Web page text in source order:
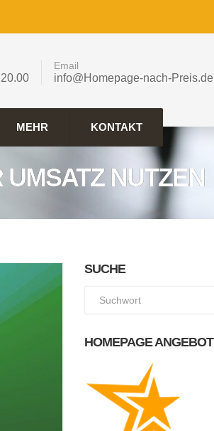
Email
info@Homepage-nach-Preis.de
MEHR KONTAKT
NUTZEN
SUCHE
HOMEPAGE ANGEBOT